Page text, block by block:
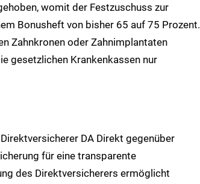
womit der Festzuschuss zur
Bonusheft von bisher 65 auf 75 Prozent.
Zahnkronen oder Zahnimplantaten
gesetzlichen Krankenkassen nur
DA Direkt gegenüber
für eine transparente
des Direktversicherers ermöglicht